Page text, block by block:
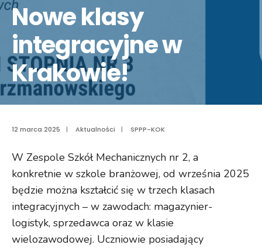
Nowe klasy
integracyjne w
Krakowie!
12 marca 2025 | Aktualności | SPPP-KOK
W Zespole Szkół Mechanicznych nr 2, a
konkretnie w szkole branżowej, od września 2025
będzie można kształcić się w trzech klasach
integracyjnych – w zawodach: magazynier-
logistyk, sprzedawca oraz w klasie
wielozawodowej. Uczniowie posiadający